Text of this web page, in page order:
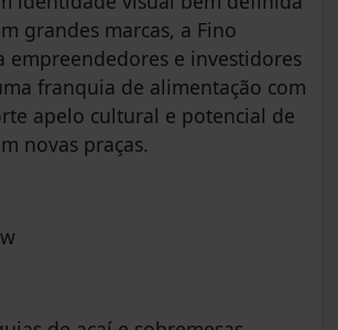
grandes marcas, a Fino
empreendedores e investidores
franquia de alimentação com
apelo cultural e potencial de
novas praças.